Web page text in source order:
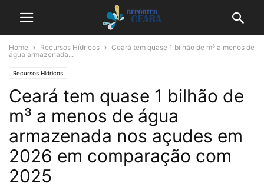
Home Recursos Hídricos
Ceará tem quase 1 bilhão de m³ a menos de
água armazenada...
Recursos Hídricos
Ceará tem quase 1 bilhão de
m³ a menos de água
armazenada nos açudes em
2026 em comparação com
2025